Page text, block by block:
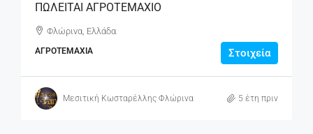
ΠΩΛΕΙΤΑΙ ΑΓΡΟΤΕΜΑΧΙΟ
Φλώρινα, Ελλάδα
ΑΓΡΟΤΕΜΆΧΙΑ Στοιχεία
Μεσιτική Κωσταρέλλης Φλώρινα 5 έτη πριν